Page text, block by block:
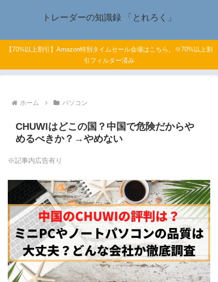
トレーダーの知識録 「とれろく」
【70%以上割引】Amazon特別タイムセール会場はこちら。※70%以上割
引フィルター済み
ホーム パソコン
CHUWIはどこの国？中国で危険だからや
めるべきか？→やめない
※記事内広告有り